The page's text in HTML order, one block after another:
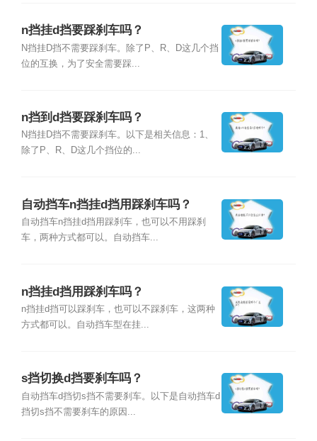
n挡挂d挡要踩刹车吗？
N挡挂D挡不需要踩刹车。除了P、R、D这几个挡
位的互换，为了安全需要踩...
n挡到d挡要踩刹车吗？
N挡挂D挡不需要踩刹车。以下是相关信息：1、
除了P、R、D这几个挡位的...
自动挡车n挡挂d挡用踩刹车吗？
自动挡车n挡挂d挡用踩刹车，也可以不用踩刹
车，两种方式都可以。自动挡车...
n挡挂d挡用踩刹车吗？
n挡挂d挡可以踩刹车，也可以不踩刹车，这两种
方式都可以。自动挡车型在挂...
s挡切换d挡要刹车吗？
自动挡车d挡切s挡不需要刹车。以下是自动挡车d
挡切s挡不需要刹车的原因...